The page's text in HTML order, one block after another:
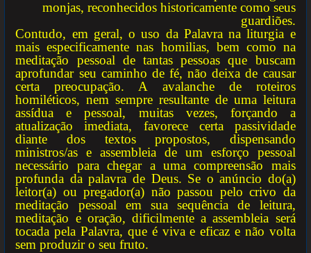
monjas, reconhecidos historicamente como seus
guardiões.
Contudo, em geral, o uso da Palavra na liturgia e
mais especificamente nas homilias, bem como na
meditação pessoal de tantas pessoas que buscam
aprofundar seu caminho de fé, não deixa de causar
certa preocupação. A avalanche de roteiros
homiléticos, nem sempre resultante de uma leitura
assídua e pessoal, muitas vezes, forçando a
atualização imediata, favorece certa passividade
diante dos textos propostos, dispensando
ministros/as e assembleia de um esforço pessoal
necessário para chegar a uma compreensão mais
profunda da palavra de Deus. Se o anúncio do(a)
leitor(a) ou pregador(a) não passou pelo crivo da
meditação pessoal em sua sequência de leitura,
meditação e oração, dificilmente a assembleia será
tocada pela Palavra, que é viva e eficaz e não volta
sem produzir o seu fruto.